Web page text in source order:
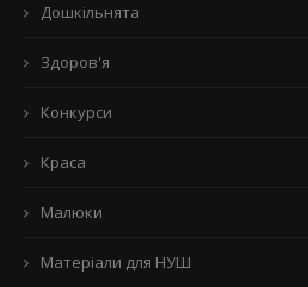
Дошкільнята
Здоров'я
Конкурси
Краса
Малюки
Матеріали для НУШ